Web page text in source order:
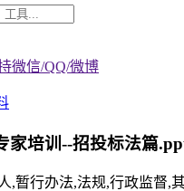
微信/QQ/微博
家培训--招投标法篇